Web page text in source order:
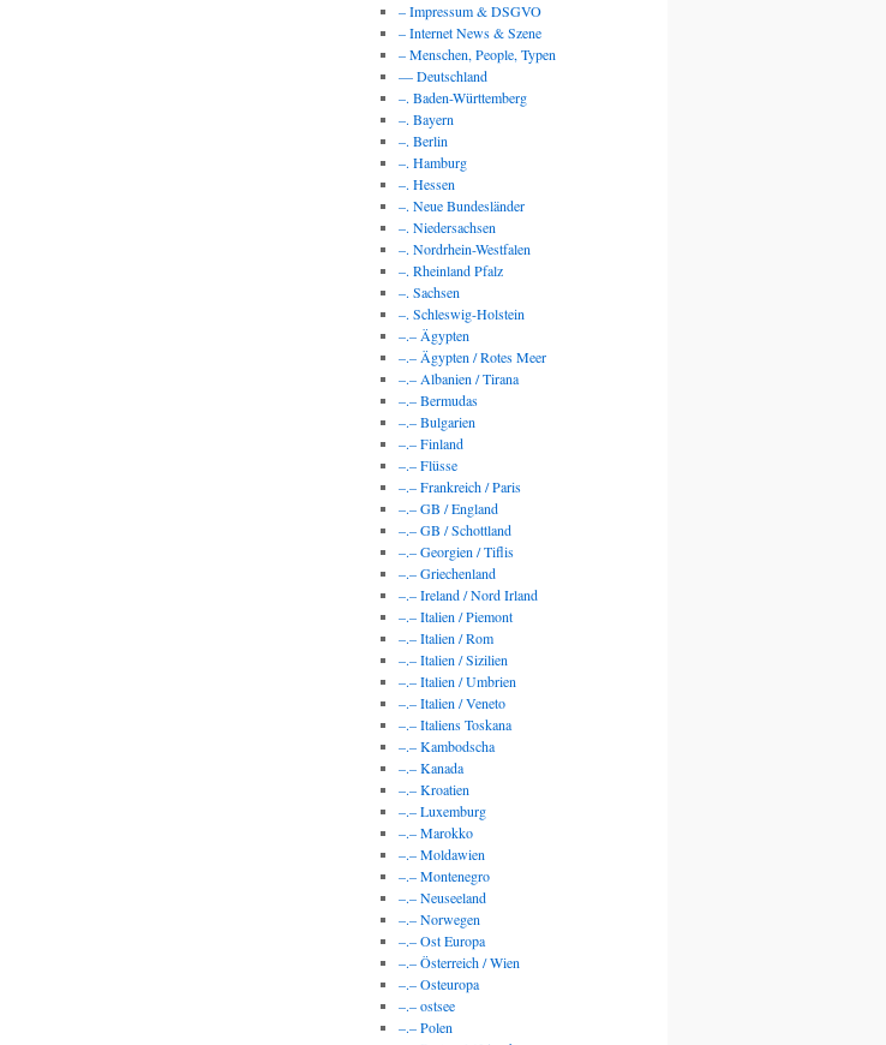
– Impressum & DSGVO
– Internet News & Szene
– Menschen, People, Typen
— Deutschland
–. Baden-Württemberg
–. Bayern
–. Berlin
–. Hamburg
–. Hessen
–. Neue Bundesländer
–. Niedersachsen
–. Nordrhein-Westfalen
–. Rheinland Pfalz
–. Sachsen
–. Schleswig-Holstein
–.– Ägypten
–.– Ägypten / Rotes Meer
–.– Albanien / Tirana
–.– Bermudas
–.– Bulgarien
–.– Finland
–.– Flüsse
–.– Frankreich / Paris
–.– GB / England
–.– GB / Schottland
–.– Georgien / Tiflis
–.– Griechenland
–.– Ireland / Nord Irland
–.– Italien / Piemont
–.– Italien / Rom
–.– Italien / Sizilien
–.– Italien / Umbrien
–.– Italien / Veneto
–.– Italiens Toskana
–.– Kambodscha
–.– Kanada
–.– Kroatien
–.– Luxemburg
–.– Marokko
–.– Moldawien
–.– Montenegro
–.– Neuseeland
–.– Norwegen
–.– Ost Europa
–.– Österreich / Wien
–.– Osteuropa
–.– ostsee
–.– Polen